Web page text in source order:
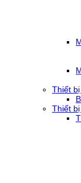
Thiết
Thiết